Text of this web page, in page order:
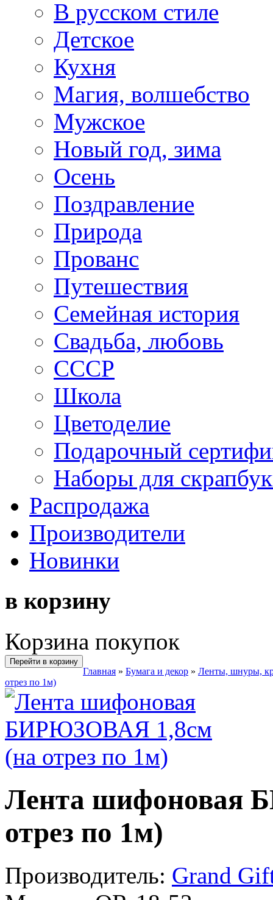
В русском стиле
Детское
Кухня
Магия, волшебство
Мужское
Новый год, зима
Осень
Поздравление
Природа
Прованс
Путешествия
Семейная история
Свадьба, любовь
СССР
Школа
Цветоделие
Подарочный
Наборы для
Распродажа
Производители
Новинки
в корзину
Корзина покупок
Перейти в корзину
Главная » Бумага и декор » Ленты, шнуры,
отрез по 1м)
Лента шифоновая
отрез по 1м)
Производитель: Grand